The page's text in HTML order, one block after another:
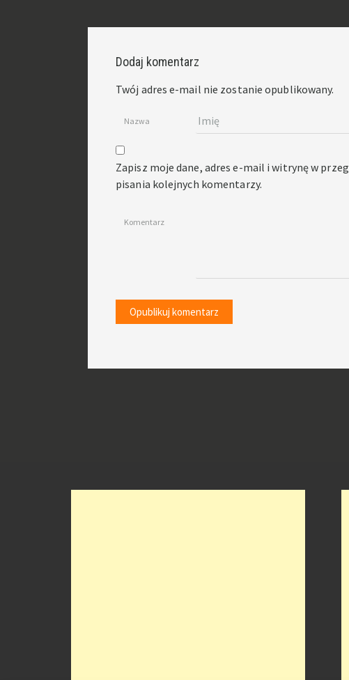
Dodaj komentarz
Twój adres e-mail nie zostanie opublikowany.
Nazwa
Zapisz moje dane, adres e-mail i witrynę w
pisania kolejnych komentarzy.
Komentarz